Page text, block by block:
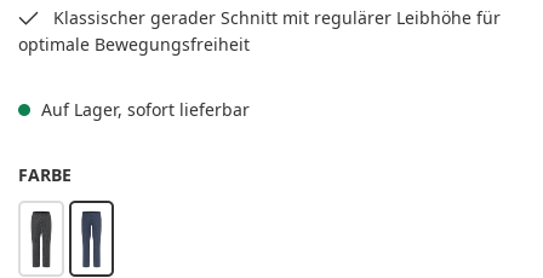
Klassischer gerader Schnitt mit regulärer Leibhöhe für
optimale Bewegungsfreiheit
Auf Lager, sofort lieferbar
FARBE
schwarzmarine